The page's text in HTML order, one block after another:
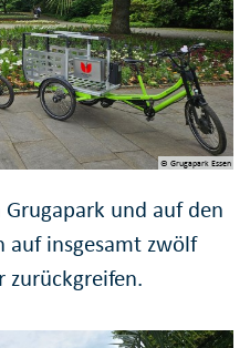
© Grugapark Essen
und auf den
auf insgesamt zwölf
zurückgreifen.